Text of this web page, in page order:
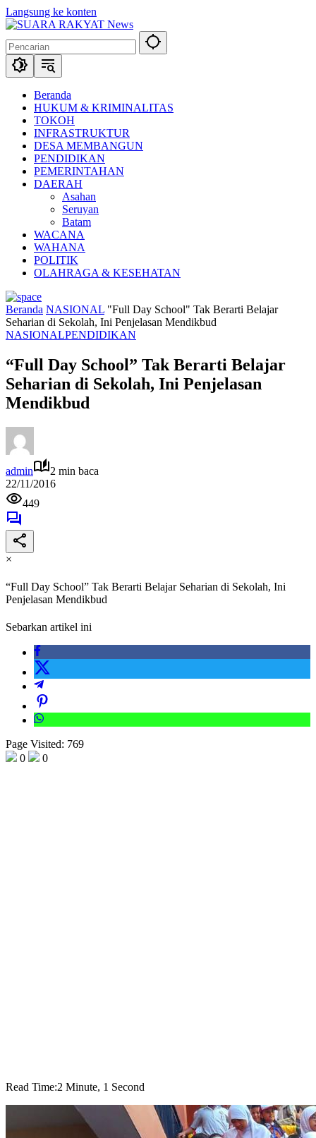
Langsung ke konten
Beranda
HUKUM & KRIMINALITAS
TOKOH
INFRASTRUKTUR
DESA MEMBANGUN
PENDIDIKAN
PEMERINTAHAN
DAERAH
Asahan
Seruyan
Batam
WACANA
WAHANA
POLITIK
OLAHRAGA & KESEHATAN
Beranda NASIONAL "Full Day School" Tak Berarti Belajar
Seharian di Sekolah, Ini Penjelasan Mendikbud
NASIONALPENDIDIKAN
“Full Day School” Tak Berarti Belajar
Seharian di Sekolah, Ini Penjelasan
Mendikbud
admin
2 min baca
22/11/2016
449
×
“Full Day School” Tak Berarti Belajar Seharian di Sekolah, Ini
Penjelasan Mendikbud
Sebarkan artikel ini
Page Visited: 769
0
0
Read Time:2 Minute, 1 Second